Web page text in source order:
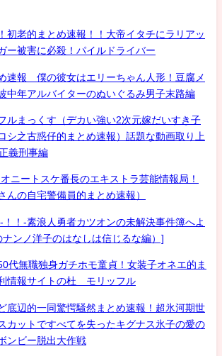
初老的まとめ速報！！大帝イタチにラリアッ
ー被害に必殺！パイルドライバー
速報 僕の彼女はエリーちゃん人形！豆腐メ
中年アルバイターのぬいぐるみ男子末路編
ルまっくす（デカい強い2次元嫁だいすき子
シ之古惑仔的まとめ速報）話題な動画取り上
義刑事編
ニートスケ番長のエキストラ芸能情報局！
んの自宅警備員的まとめ速報）
！-素浪人勇者カツオンの未解決事件簿へよ
ナンノ洋子のはなしは信じるな編）]
無職独身ガチホモ童貞！女装子オネエ的ま
情報サイトの杜 モリッフル
底辺的一同驚愕騒然まとめ速報！超氷河期世
カットですべてを失ったキグナス氷子の愛の
ンビー脱出大作戦